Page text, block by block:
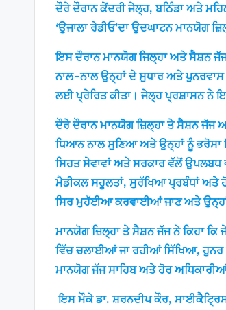
ਦੌਰੇ ਦੌਰਾਨ ਕੇਂਦਰੀ ਜੇਲ੍ਹ, ਬਠਿੰਡਾ ਅਤੇ
‘ਉਜਾਲਾ ਰੇਡੀਓ’ਦਾ ਉਦਘਾਟਨ ਮਾਨਯੋਗ
ਇਸ ਦੌਰਾਨ ਮਾਨਯੋਗ ਜਿਲ੍ਹਾ ਅਤੇ ਸੈਸ਼ਨ
ਨਾਲ-ਨਾਲ ਉਨ੍ਹਾਂ ਦੇ ਸੁਧਾਰ ਅਤੇ
ਲਈ ਪ੍ਰੇਰਿਤ ਕੀਤਾ। ਜੇਲ੍ਹ ਪ੍ਰਸ਼ਾਸਨ ਨੇ
ਦੌਰੇ ਦੌਰਾਨ ਮਾਨਯੋਗ ਜ਼ਿਲ੍ਹਾ ਤੇ ਸੈਸ਼ਨ
ਧਿਆਨ ਨਾਲ ਸੁਣਿਆ ਅਤੇ ਉਨ੍ਹਾਂ ਨੂੰ ਭਰੋਸਾ
ਸਿਹਤ ਸੇਵਾਵਾਂ ਅਤੇ ਸਰਕਾਰ ਵੱਲੋਂ ਉਪਲਬਧ
ਮੈਡੀਕਲ ਸਹੂਲਤਾਂ, ਸੁਰੱਖਿਆ ਪ੍ਰਬੰਧਾਂ ਅਤੇ
ਸਿਰ ਮੁਹੱਈਆ ਕਰਵਾਈਆਂ ਜਾਣ ਅਤੇ ਉਨ੍ਹਾਂ
ਮਾਨਯੋਗ ਜ਼ਿਲ੍ਹਾ ਤੇ ਸੈਸ਼ਨ ਜੱਜ ਨੇ ਕਿਹਾ
ਵਿੱਚ ਚਲਾਈਆਂ ਜਾ ਰਹੀਆਂ ਸਿੱਖਿਆ, ਹੁਨਰ
ਮਾਨਯੋਗ ਜੱਜ ਸਾਹਿਬ ਅਤੇ ਹੋਰ
ਇਸ ਮੌਕੇ ਡਾ. ਸ਼ਰਨਦੀਪ ਕੌਰ,